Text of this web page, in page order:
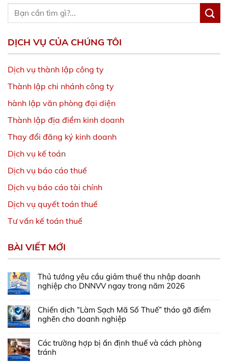
DỊCH VỤ CỦA CHÚNG TÔI
Dịch vụ thành lập công ty
Thành lập chi nhánh công ty
hành lập văn phòng đại diện
Thành lập địa điểm kinh doanh
Thay đổi đăng ký kinh doanh
Dịch vụ kế toán
Dịch vụ báo cáo thuế
Dịch vụ báo cáo tài chính
Dịch vụ quyết toán thuế
Tư vấn kế toán thuế
BÀI VIẾT MỚI
Thủ tướng yêu cầu giảm thuế thu nhập doanh
nghiệp cho DNNVV ngay trong năm 2026
Chiến dịch “Làm Sạch Mã Số Thuế” tháo gỡ điểm
nghẽn cho doanh nghiệp
Các trường hợp bị ấn định thuế và cách phòng
tránh